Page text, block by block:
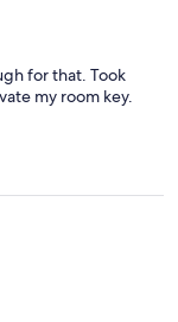
for that. Took
my room key.